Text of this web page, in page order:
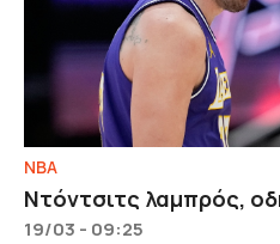
NBA
Ντόντσιτς λαμπρός,
19/03 - 09:25